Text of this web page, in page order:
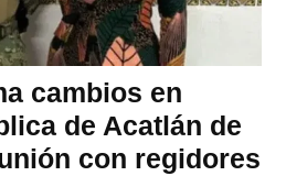
cambios en
de Acatlán de
con regidores